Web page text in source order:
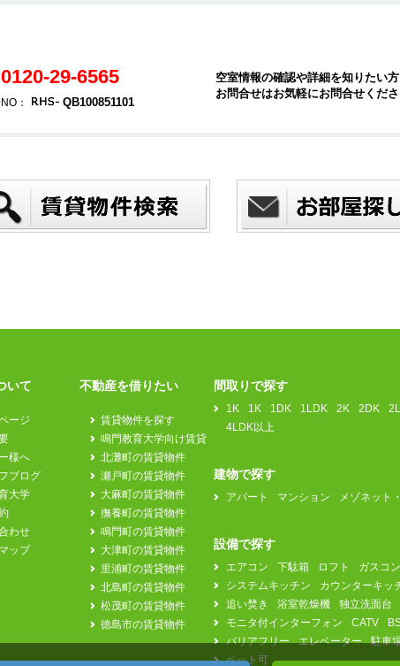
29-6565
： QB100851101
空室情報の確認や詳細を知りたい方
お問合せはお気軽にお問合せくださ
いて
ージ
様へ
ブログ
大学
わせ
ップ
不動産を借りたい
賃貸物件を探す
鳴門教育大学向け賃貸
北灘町の賃貸物件
瀬戸町の賃貸物件
大麻町の賃貸物件
撫養町の賃貸物件
鳴門町の賃貸物件
大津町の賃貸物件
里浦町の賃貸物件
北島町の賃貸物件
松茂町の賃貸物件
徳島市の賃貸物件
間取りで探す
1K 1K 1DK 1LDK 2K 2DK
4LDK以上
建物で探す
アパート マンション メゾネット
設備で探す
エアコン 下駄箱 ロフト ガスコ
システムキッチン
カウンターキッ
追い焚き
浴室乾燥機 独立洗面台
モニタ付インターフォン
CATV
バリアフリー
エレベーター 駐車
ペット可